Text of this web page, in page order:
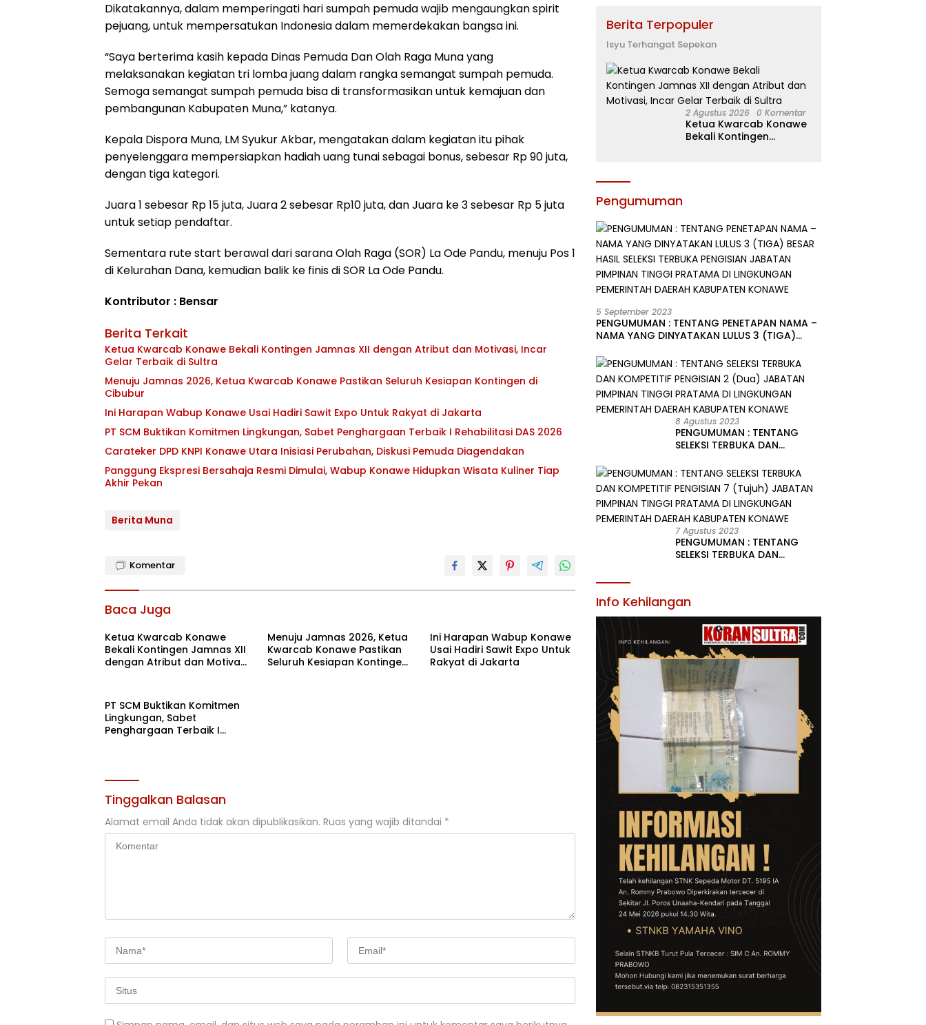
Dikatakannya, dalam memperingati hari sumpah pemuda wajib mengaungkan spirit
pejuang, untuk mempersatukan Indonesia dalam memerdekakan bangsa ini.
“Saya berterima kasih kepada Dinas Pemuda Dan Olah Raga Muna yang
melaksanakan kegiatan tri lomba juang dalam rangka semangat sumpah pemuda.
Semoga semangat sumpah pemuda bisa di transformasikan untuk kemajuan dan
pembangunan Kabupaten Muna,” katanya.
Kepala Dispora Muna, LM Syukur Akbar, mengatakan dalam kegiatan itu pihak
penyelenggara mempersiapkan hadiah uang tunai sebagai bonus, sebesar Rp 90 juta,
dengan tiga kategori.
Juara 1 sebesar Rp 15 juta, Juara 2 sebesar Rp10 juta, dan Juara ke 3 sebesar Rp 5 juta
untuk setiap pendaftar.
Sementara rute start berawal dari sarana Olah Raga (SOR) La Ode Pandu, menuju Pos 1
di Kelurahan Dana, kemudian balik ke finis di SOR La Ode Pandu.
Kontributor : Bensar
Berita Terkait
Ketua Kwarcab Konawe Bekali Kontingen Jamnas XII dengan Atribut dan Motivasi, Incar
Gelar Terbaik di Sultra
Menuju Jamnas 2026, Ketua Kwarcab Konawe Pastikan Seluruh Kesiapan Kontingen di
Cibubur
Ini Harapan Wabup Konawe Usai Hadiri Sawit Expo Untuk Rakyat di Jakarta
PT SCM Buktikan Komitmen Lingkungan, Sabet Penghargaan Terbaik I Rehabilitasi DAS 2026
Carateker DPD KNPI Konawe Utara Inisiasi Perubahan, Diskusi Pemuda Diagendakan
Panggung Ekspresi Bersahaja Resmi Dimulai, Wabup Konawe Hidupkan Wisata Kuliner Tiap
Akhir Pekan
Berita Muna
Komentar
Baca Juga
Ketua Kwarcab Konawe
Bekali Kontingen Jamnas XII
dengan Atribut dan Motivasi,
Menuju Jamnas 2026, Ketua
Kwarcab Konawe Pastikan
Seluruh Kesiapan Kontingen
Ini Harapan Wabup Konawe
Usai Hadiri Sawit Expo Untuk
Rakyat di Jakarta
PT SCM Buktikan Komitmen
Lingkungan, Sabet
Penghargaan Terbaik I
Tinggalkan Balasan
Alamat email Anda tidak akan dipublikasikan. Ruas yang wajib ditandai *
Berita Terpopuler
Isyu Terhangat Sepekan
2 Agustus 2026 0 Komentar
Ketua Kwarcab Konawe
Bekali Kontingen
Pengumuman
5 September 2023
PENGUMUMAN : TENTANG PENETAPAN NAMA –
NAMA YANG DINYATAKAN LULUS 3 (TIGA)
JABATAN PIMPINAN TINGGI PRATAMA DI
LINGKUNGAN PEMERINTAH DAERAH
KABUPATEN KONAWE
8 Agustus 2023
PENGUMUMAN : TENTANG
SELEKSI TERBUKA DAN
(Dua) JABATAN PIMPINAN
TINGGI PRATAMA DI
LINGKUNGAN PEMERINTAH
DAERAH KABUPATEN KONAWE
7 Agustus 2023
PENGUMUMAN : TENTANG
SELEKSI TERBUKA DAN
LINGKUNGAN PEMERINTAH
DAERAH KABUPATEN KONAWE
Info Kehilangan